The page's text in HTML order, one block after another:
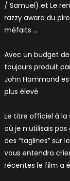
/ Samuel) et Le
razzy award du
méfaits …
Avec un budget
toujours produit
John Hammond
plus élevé
Le titre officiel à la
où je n’utilisais
des “taglines” sur
vous entendra
récentes le film a